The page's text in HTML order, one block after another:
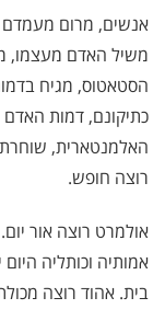
אנשים, מרום
משיל האדם מעצמו,
הסטאטוס, מגיח
כתיקונם, דמות האדם
האלמנטארית, שוחרת
רוצה חופש.
אולמרט רוצה אור
אמותיה וכותליה
בית. אהוד רוצה